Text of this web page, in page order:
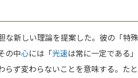
な新しい理論を提案した。彼の「特殊
の中心には「光速は常に一定である
らず変わらないことを意味する。た